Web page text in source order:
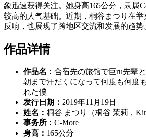
象迅速获得关注。她身高165公分，隶属
较高的人气基础。近期，桐谷まつり在
反响，也展现了跨地区交流和发展的趋势
作品详情
作品名： 合宿先の旅馆で巨ru先辈
朝まで汗だくになって何度も何度
れた僕
发行日期： 2019年11月19日
姓名： 桐谷 まつり（桐谷 茉莉，
事务所： C-More
身高： 165公分